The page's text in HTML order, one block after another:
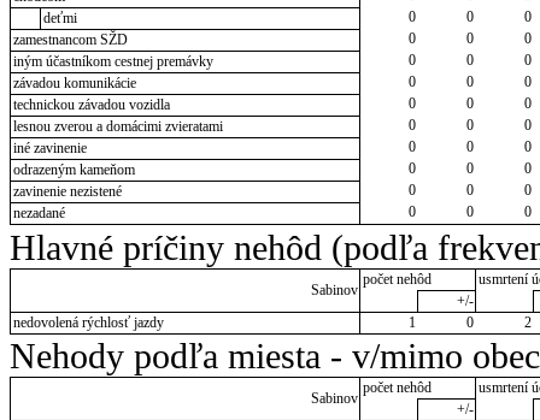
deťmi
0 0
0
zamestnancom SŽD
0 0
0
iným účastníkom cestnej premávky
0 0
0
závadou komunikácie
0 0
0
technickou závadou vozidla
0 0
0
lesnou zverou a domácimi zvieratami
0 0
0
iné zavinenie
0 0
0
odrazeným kameňom
0 0
0
zavinenie nezistené
0 0
0
nezadané
0 0 0
Hlavné príčiny nehôd (podľa
Sabinov
počet nehôd
usmrtení
+/-
nedovolená rýchlosť jazdy
1 0 2
Nehody podľa miesta - v/mimo obec
Sabinov
počet nehôd
usmrtení
+/-